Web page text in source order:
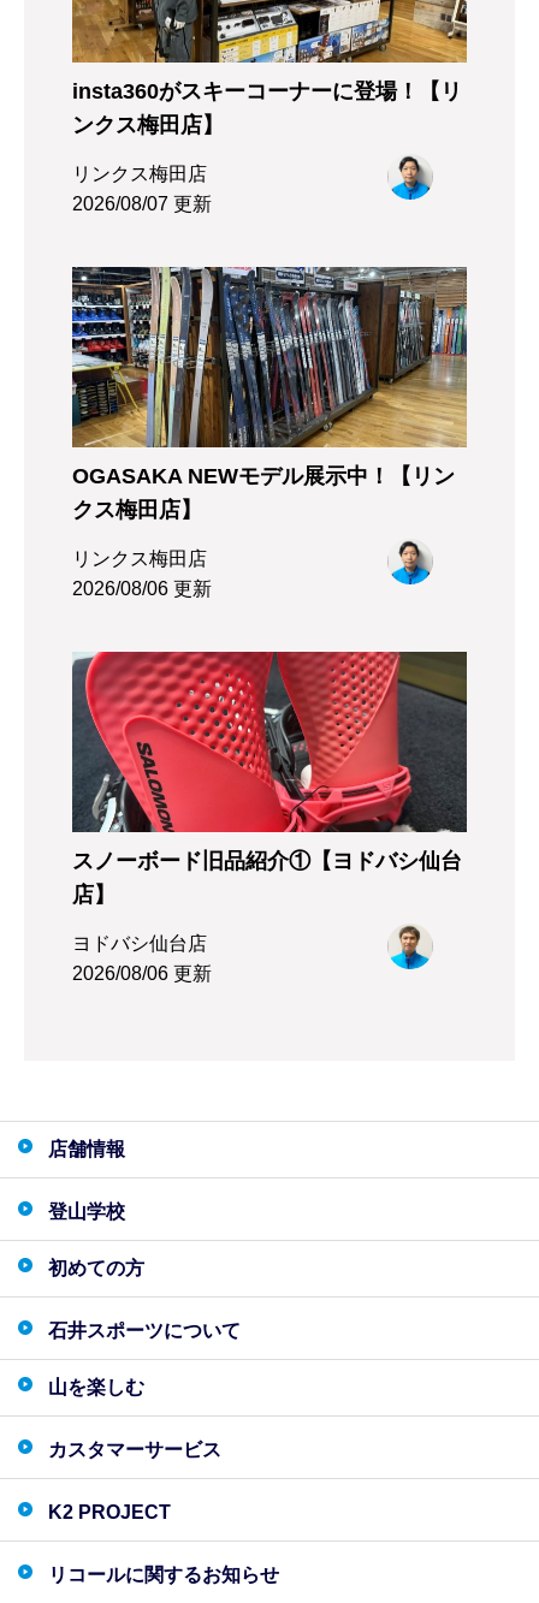
insta360がスキーコーナーに登場！【リ
ンクス梅田店】
リンクス梅田店
2026/08/07 更新
OGASAKA NEWモデル展示中！【リン
クス梅田店】
リンクス梅田店
2026/08/06 更新
スノーボード旧品紹介①【ヨドバシ仙台
店】
ヨドバシ仙台店
2026/08/06 更新
店舗情報
登山学校
初めての方
石井スポーツについて
山を楽しむ
カスタマーサービス
K2 PROJECT
リコールに関するお知らせ